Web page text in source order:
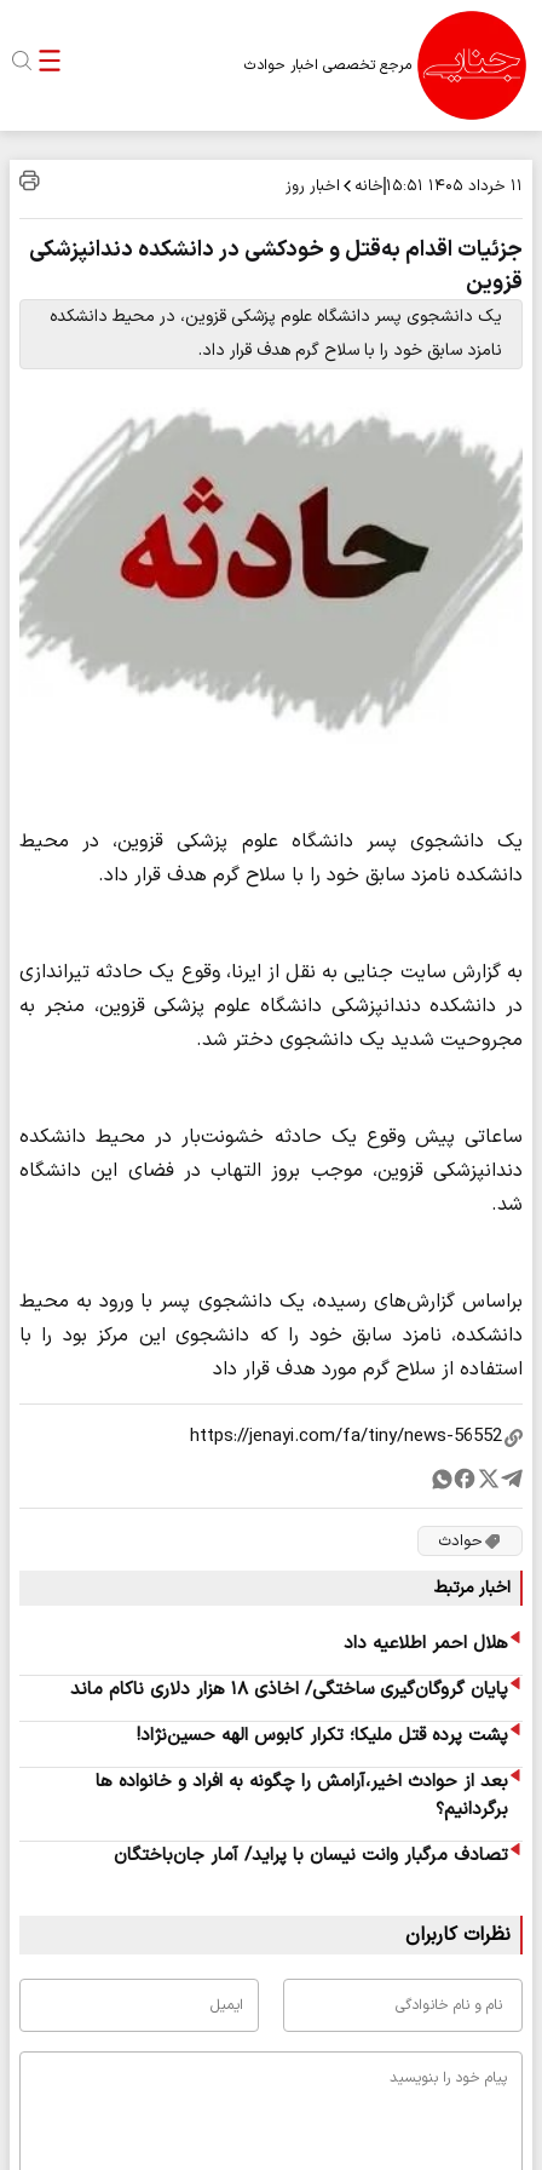
مرجع تخصصی اخبار حوادث
۱۱ خرداد ۱۴۰۵ ۱۵:۵۱ خانه اخبار روز
جزئیات اقدام به‌قتل و خودکشی در دانشکده دندانپزشکی
قزوین
یک دانشجوی پسر دانشگاه علوم پزشکی قزوین، در محیط دانشکده
نامزد سابق خود را با سلاح گرم هدف قرار داد.
یک دانشجوی پسر دانشگاه علوم پزشکی قزوین، در محیط
دانشکده نامزد سابق خود را با سلاح گرم هدف قرار داد.
به گزارش سایت جنایی به نقل از ایرنا، وقوع یک حادثه تیراندازی
در دانشکده دندانپزشکی دانشگاه علوم پزشکی قزوین، منجر به
مجروحیت شدید یک دانشجوی دختر شد.
ساعاتی پیش وقوع یک حادثه خشونت‌بار در محیط دانشکده
دندانپزشکی قزوین، موجب بروز التهاب در فضای این دانشگاه
شد.
براساس گزارش‌های رسیده، یک دانشجوی پسر با ورود به محیط
دانشکده، نامزد سابق خود را که دانشجوی این مرکز بود را با
استفاده از سلاح گرم مورد هدف قرار داد
حوادث
اخبار مرتبط
هلال احمر اطلاعیه داد
پایان گروگان‌گیری ساختگی/ اخاذی ۱۸ هزار دلاری ناکام ماند
پشت پرده قتل ملیکا؛ تکرار کابوس الهه حسین‌نژاد!
بعد از حوادث اخیر،آرامش را چگونه به افراد و خانواده ها
برگردانیم؟
تصادف مرگبار وانت نیسان با پراید/ آمار جان‌باختگان
نظرات کاربران